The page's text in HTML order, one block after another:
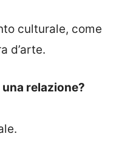
culturale, come
d’arte.
relazione?